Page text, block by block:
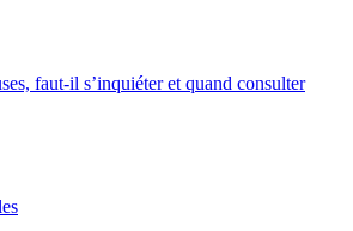
faut-il s’inquiéter et quand consulter